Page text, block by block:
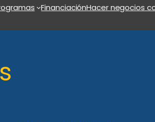
FinanciaciónHacer negocios